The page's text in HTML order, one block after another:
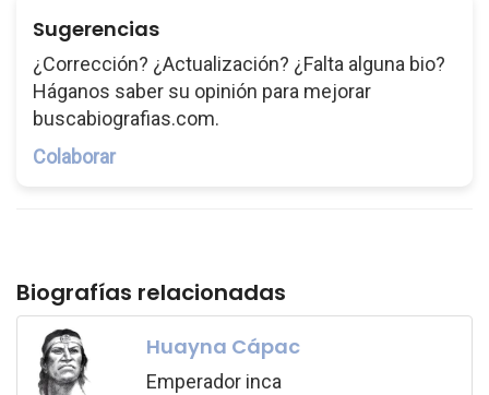
Sugerencias
¿Corrección? ¿Actualización? ¿Falta alguna bio?
Háganos saber su opinión para mejorar
buscabiografias.com.
Colaborar
Biografías relacionadas
Huayna Cápac
Emperador inca